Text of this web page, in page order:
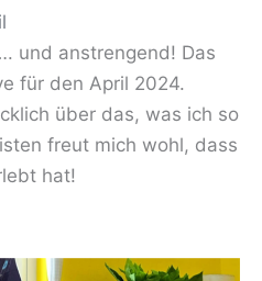
und anstrengend! Das
für den April 2024.
über das, was ich so
freut mich wohl, dass
hat!